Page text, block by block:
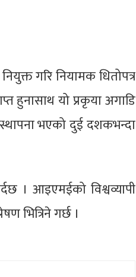
गरि नियामक धितोपत्र
हुनासाथ यो प्रकृया अगाडि
भएको दुई दशकभन्दा
। आइएमईको विश्वव्यापी
भित्रिने गर्छ ।